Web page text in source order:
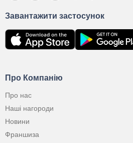
Про Компанію
Про нас
Наші нагороди
Новини
Франшиза
Завантажити застосунок